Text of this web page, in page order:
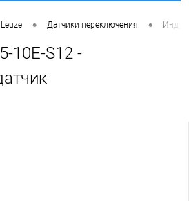
Leuze • Датчики переключения •
10E-S12 -